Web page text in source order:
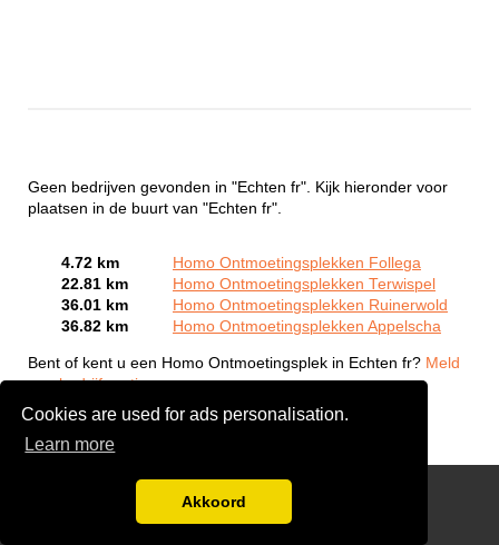
Cookies are used for ads personalisation.
Learn more
Akkoord
Geen bedrijven gevonden in "Echten fr". Kijk hieronder voor
plaatsen in de buurt van "Echten fr".
4.72 km
Homo Ontmoetingsplekken Follega
22.81 km
Homo Ontmoetingsplekken Terwispel
36.01 km
Homo Ontmoetingsplekken Ruinerwold
36.82 km
Homo Ontmoetingsplekken Appelscha
Bent of kent u een Homo Ontmoetingsplek in Echten fr? Meld
een bedrijf gratis aan